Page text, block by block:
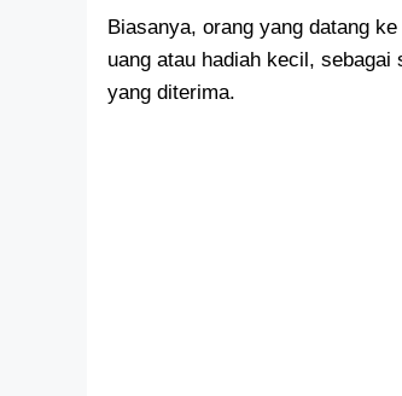
Biasanya, orang yang datang
uang atau hadiah kecil,
yang diterima.